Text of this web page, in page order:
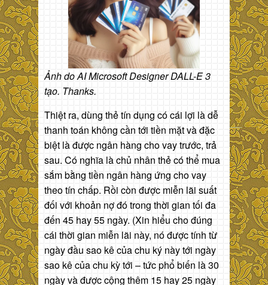
Ảnh do AI Microsoft Designer DALL-E 3
tạo. Thanks.
Thiệt ra, dùng thẻ tín dụng có cái lợi là dễ
thanh toán không cần tới tiền mặt và đặc
biệt là được ngân hàng cho vay trước, trả
sau. Có nghĩa là chủ nhân thẻ có thể mua
sắm bằng tiền ngân hàng ứng cho vay
theo tín chấp. Rồi còn được miễn lãi suất
đối với khoản nợ đó trong thời gian tối đa
đến 45 hay 55 ngày. (Xin hiểu cho đúng
cái thời gian miễn lãi này, nó được tính từ
ngày đầu sao kê của chu ký này tới ngày
sao kê của chu kỳ tới – tức phổ biến là 30
ngày và được cộng thêm 15 hay 25 ngày